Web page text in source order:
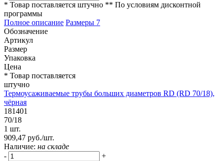
* Товар поставляется штучно ** По условиям дисконтной
программы
Полное описание Размеры 7
Обозначение
Артикул
Размер
Упаковка
Цена
* Товар поставляется
штучно
Термоусаживаемые трубы больших диаметров RD (RD 70/18),
чёрная
181401
70/18
1 шт.
909,47 руб./шт.
Наличие: на складе
-
+